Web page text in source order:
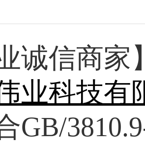
业诚信商
业科技有
GB/